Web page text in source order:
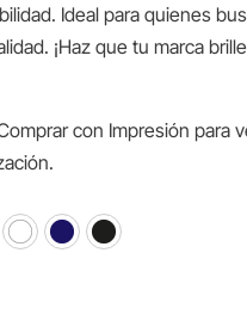
Ideal para quienes
¡Haz que tu marca
con Impresión para